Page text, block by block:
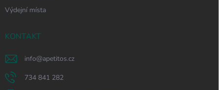
Výdejní místa
KONTAKT
info@apetitos.cz
734 841 282